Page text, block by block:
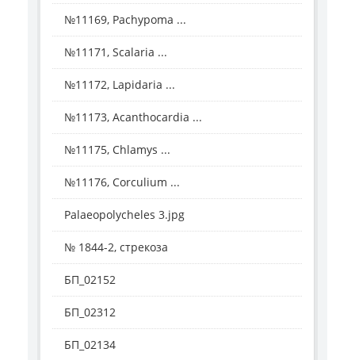
№11169, Pachypoma ...
№11171, Scalaria ...
№11172, Lapidaria ...
№11173, Acanthocardia ...
№11175, Chlamys ...
№11176, Corculium ...
Palaeopolycheles 3.jpg
№ 1844-2, стрекоза
БП_02152
БП_02312
БП_02134